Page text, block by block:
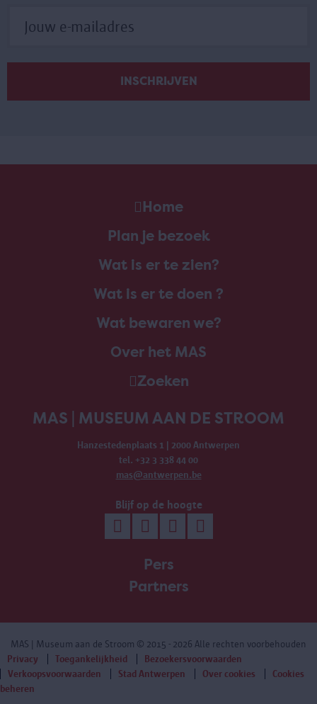
Home
Plan je bezoek
Wat is er te zien?
Wat is er te doen ?
Wat bewaren we?
Over het MAS
Zoeken
MAS | MUSEUM AAN DE STROOM
Hanzestedenplaats 1 | 2000 Antwerpen
tel. +32 3 338 44 00
mas@antwerpen.be
Blijf op de hoogte
Pers
Partners
MAS | Museum aan de Stroom © 2015 - 2026 Alle rechten voorbehouden
Privacy
Toegankelijkheid
Bezoekersvoorwaarden
Verkoopsvoorwaarden
Stad Antwerpen Over cookies
Cookies
beheren